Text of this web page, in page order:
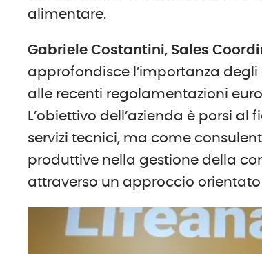
alimentare.
Gabriele Costantini, Sales
approfondisce l’importanza
alle recenti regolamentazioni
L’obiettivo dell’azienda è porsi
servizi tecnici, ma come
produttive nella gestione della
attraverso un approccio